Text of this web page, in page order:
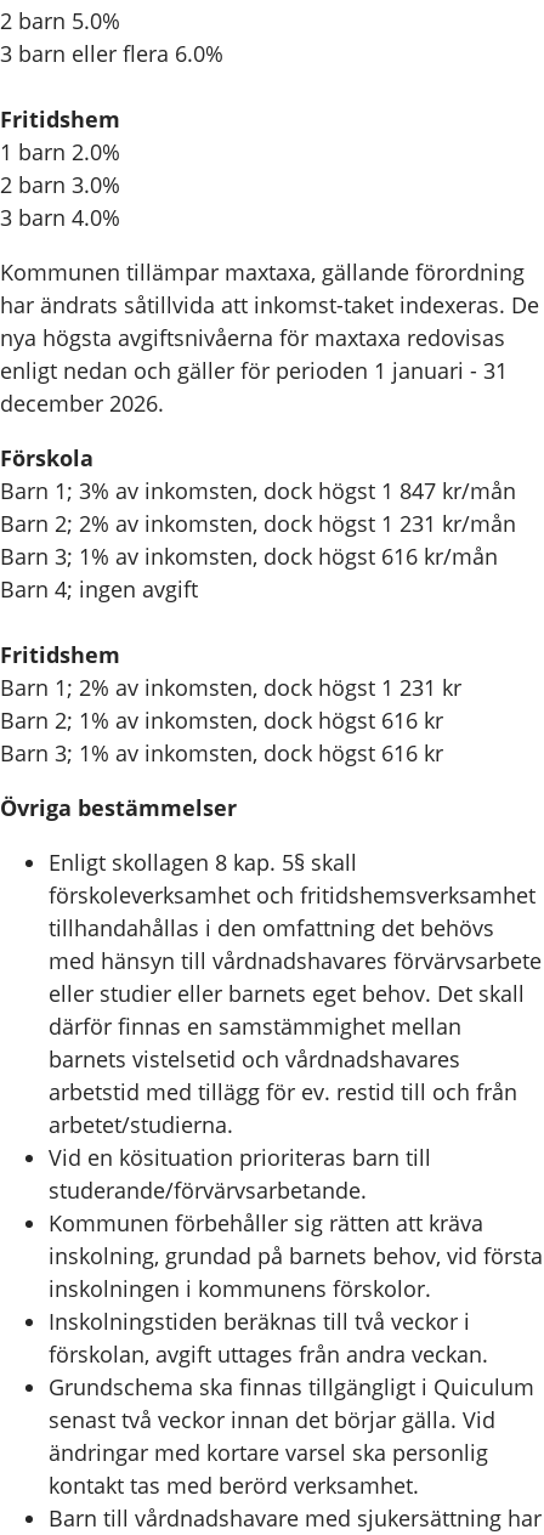
2 barn 5.0%
3 barn eller flera 6.0%
Fritidshem
1 barn 2.0%
2 barn 3.0%
3 barn 4.0%
Kommunen tillämpar maxtaxa, gällande förordning
har ändrats såtillvida att inkomst-taket indexeras. De
nya högsta avgiftsnivåerna för maxtaxa redovisas
enligt nedan och gäller för perioden 1 januari - 31
december 2026.
Förskola
Barn 1; 3% av inkomsten, dock högst 1 847 kr/mån
Barn 2; 2% av inkomsten, dock högst 1 231 kr/mån
Barn 3; 1% av inkomsten, dock högst 616 kr/mån
Barn 4; ingen avgift
Fritidshem
Barn 1; 2% av inkomsten, dock högst 1 231 kr
Barn 2; 1% av inkomsten, dock högst 616 kr
Barn 3; 1% av inkomsten, dock högst 616 kr
Övriga bestämmelser
Enligt skollagen 8 kap. 5§ skall
förskoleverksamhet och fritidshemsverksamhet
tillhandahållas i den omfattning det behövs
med hänsyn till vårdnadshavares förvärvsarbete
eller studier eller barnets eget behov. Det skall
därför finnas en samstämmighet mellan
barnets vistelsetid och vårdnadshavares
arbetstid med tillägg för ev. restid till och från
arbetet/studierna.
Vid en kösituation prioriteras barn till
studerande/förvärvsarbetande.
Kommunen förbehåller sig rätten att kräva
inskolning, grundad på barnets behov, vid första
inskolningen i kommunens förskolor.
Inskolningstiden beräknas till två veckor i
förskolan, avgift uttages från andra veckan.
Grundschema ska finnas tillgängligt i Quiculum
senast två veckor innan det börjar gälla. Vid
ändringar med kortare varsel ska personlig
kontakt tas med berörd verksamhet.
Barn till vårdnadshavare med sjukersättning har